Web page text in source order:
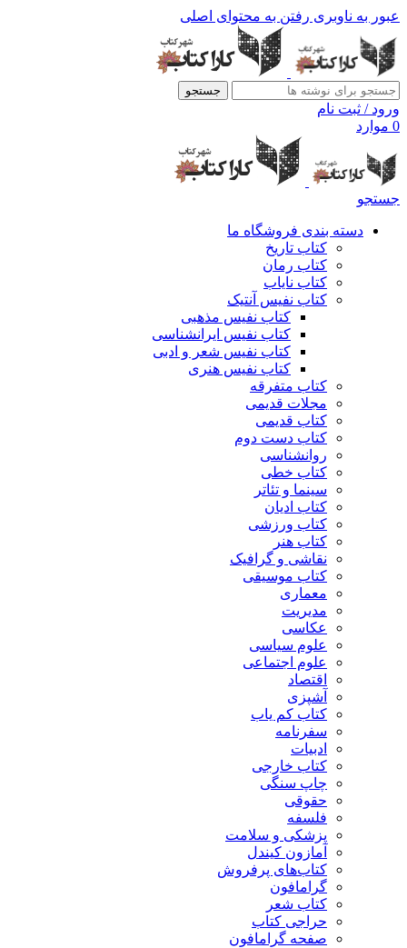
عبور به ناوبری رفتن به محتوای اصلی
جستجو
ورود / ثبت نام
0 موارد
جستجو
دسته بندی فروشگاه ما
کتاب تاریخ
کتاب رمان
کتاب نایاب
کتاب نفیس آنتیک
کتاب نفیس مذهبی
کتاب نفیس ایرانشناسی
کتاب نفیس شعر و ادبی
کتاب نفیس هنری
کتاب متفرقه
مجلات قدیمی
کتاب قدیمی
کتاب دست دوم
روانشناسی
کتاب خطی
سینما و تئاتر
کتاب ادیان
کتاب ورزشی
کتاب هنر
نقاشی و گرافیک
کتاب موسیقی
معماری
مدیریت
عکاسی
علوم سیاسی
علوم اجتماعی
اقتصاد
آشپزی
کتاب کم یاب
سفرنامه
ادبیات
کتاب خارجی
چاپ سنگی
حقوقی
فلسفه
پزشکی و سلامت
آمازون کیندل
کتاب‌های پرفروش
گرامافون
کتاب شعر
حراجی کتاب
صفحه گرامافون